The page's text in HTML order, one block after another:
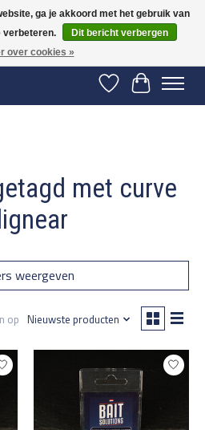
NL | Op voorraad binnen 2-5 werkdagen
verzonden
Verlanglijst
met curve
weergeven
op Nieuwste producten
ga je akkoord met het gebruik van
verbeteren.
Dit bericht verbergen
over cookies »